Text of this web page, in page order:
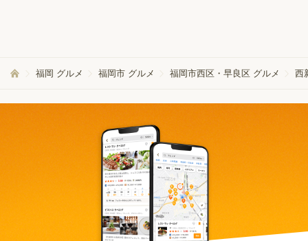
福岡 グルメ 福岡市 グルメ 福岡市西区・早良区 グルメ 西